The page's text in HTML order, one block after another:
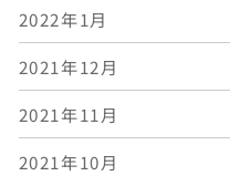
2022年1月
2021年12月
2021年11月
2021年10月